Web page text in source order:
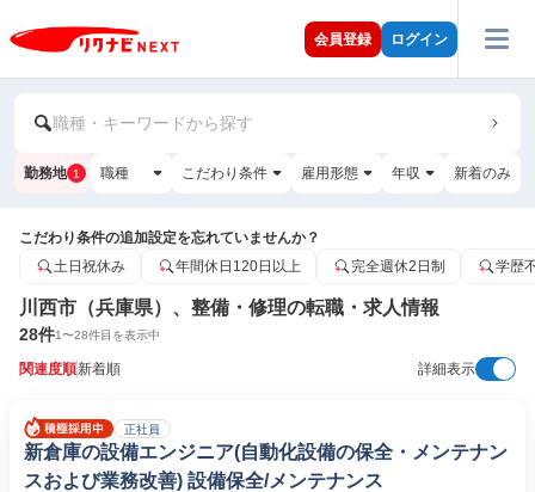
会員登録 ログイン
職種・キーワードから探す
勤務地 1 職種 こだわり条件 雇用形態 年収 新着のみ
こだわり条件の追加設定を忘れていませんか？
土日祝休み
年間休日120日以上 完全週休2日制 学歴
川西市（兵庫県）、整備・修理の転職・求人情報
28件1〜28件目を表示中
関連度順新着順 詳細表示
正社員
新倉庫の設備エンジニア(自動化設備の保全・メンテナン
スおよび業務改善) 設備保全/メンテナンス